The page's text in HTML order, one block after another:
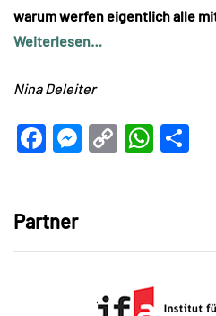
warum werfen eigentlich alle
Weiterlesen…
Nina Deleiter
Facebook
Messenger
Copy
Partner